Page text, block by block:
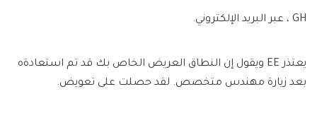
GH ، عبر البريد الإلكتروني.
يعتذر EE ويقول إن النطاق العريض الخاص بك قد تم استعادةه
بعد زيارة مهندس متخصص. لقد حصلت على تعويض.